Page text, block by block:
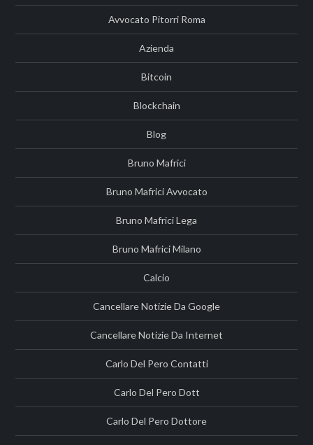
Avvocato Pitorri Roma
Azienda
Bitcoin
Blockchain
Blog
Bruno Mafrici
Bruno Mafrici Avvocato
Bruno Mafrici Lega
Bruno Mafrici Milano
Calcio
Cancellare Notizie Da Google
Cancellare Notizie Da Internet
Carlo Del Pero Contatti
Carlo Del Pero Dott
Carlo Del Pero Dottore